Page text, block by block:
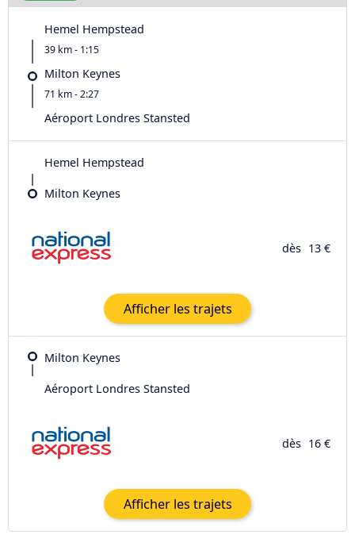
Hemel Hempstead
39 km - 1:15
Milton Keynes
71 km - 2:27
Aéroport Londres Stansted
Hemel Hempstead
Milton Keynes
dès 13 €
Afficher les trajets
Milton Keynes
Aéroport Londres Stansted
dès 16 €
Afficher les trajets